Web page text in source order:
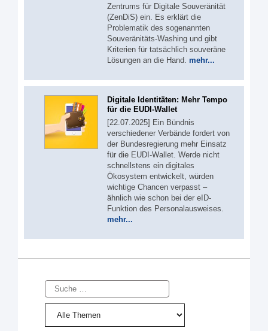
Zentrums für Digitale Souveränität
(ZenDiS) ein. Es erklärt die
Problematik des sogenannten
Souveränitäts-Washing und gibt
Kriterien für tatsächlich souveräne
Lösungen an die Hand. mehr...
Digitale Identitäten: Mehr Tempo
für die EUDI-Wallet
[22.07.2025] Ein Bündnis
verschiedener Verbände fordert von
der Bundesregierung mehr Einsatz
für die EUDI-Wallet. Werde nicht
schnellstens ein digitales
Ökosystem entwickelt, würden
wichtige Chancen verpasst –
ähnlich wie schon bei der eID-
Funktion des Personalausweises.
mehr...
Suche